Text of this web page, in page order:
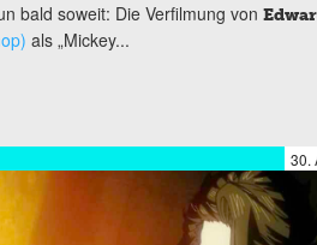
bald soweit: Die Verfilmung von
als „Mickey...
30.